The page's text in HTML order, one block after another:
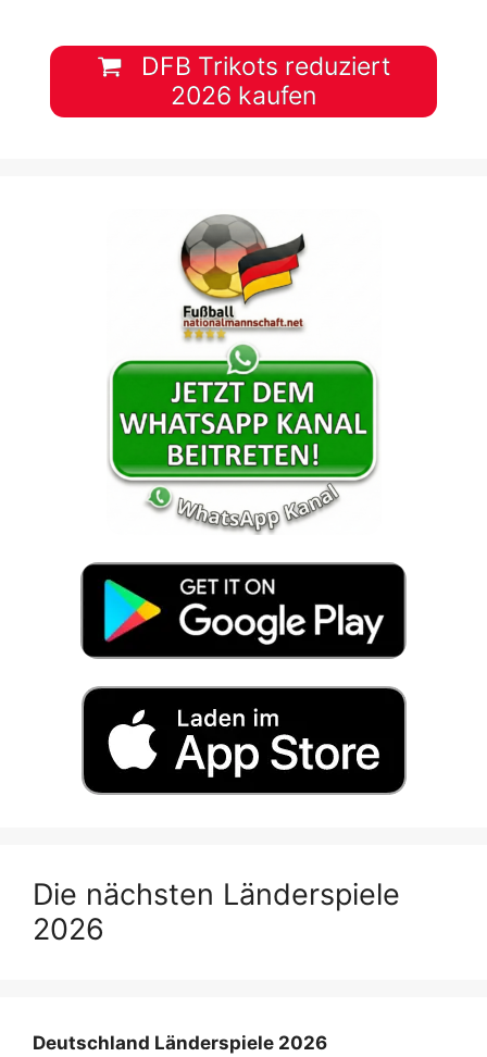
DFB Trikots reduziert
2026 kaufen
Die nächsten Länderspiele
2026
Deutschland Länderspiele 2026